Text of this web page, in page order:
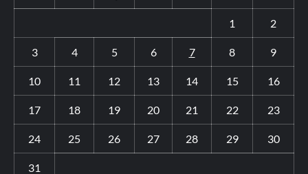
1 2
3 4 5 6 7 8 9
10 11 12 13 14 15 16
17 18 19 20 21 22 23
24 25 26 27 28 29 30
31